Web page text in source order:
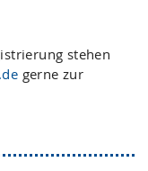
stehen
gerne zur